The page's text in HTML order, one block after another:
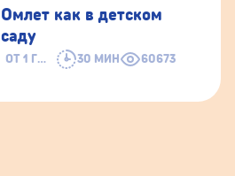
ОТ 1 ГОДА 30 МИН 60673
Омлет как в детском
саду